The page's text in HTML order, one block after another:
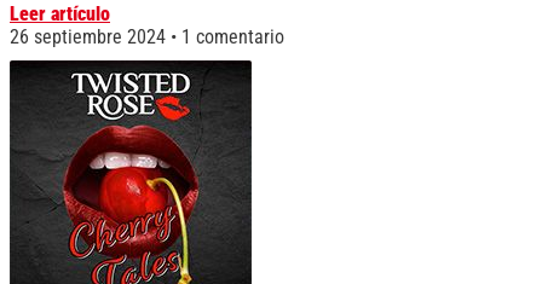
Leer artículo
26 septiembre 2024
1 comentario